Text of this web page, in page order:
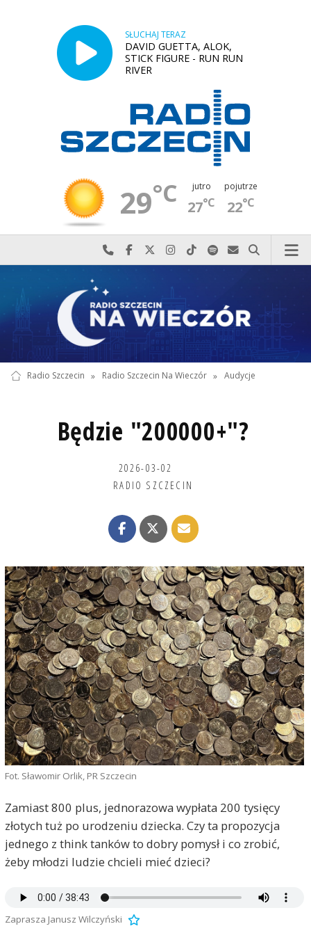
SŁUCHAJ TERAZ
DAVID GUETTA, ALOK,
STICK FIGURE - RUN RUN
RIVER
29°C jutro
27°C
pojutrze
22°C
Najlepiej po prostu do nas zadzwoń
Odwiedź nas na Facebook-u
Odwiedź nas na X
Odwiedź nas na Instagram-ie
Odwiedź nas na TikTok-u
Szukaj nas na Spotify
Wyślij do nas
Szukaj
Radio Szczecin » Radio Szczecin Na Wieczór » Audycje
Będzie "200000+"?
2026-03-02
RADIO SZCZECIN
Fot. Sławomir Orlik, PR Szczecin
Zamiast 800 plus, jednorazowa wypłata 200 tysięcy
złotych tuż po urodzeniu dziecka. Czy ta propozycja
jednego z think tanków to dobry pomysł i co zrobić,
żeby młodzi ludzie chcieli mieć dzieci?
Zaprasza Janusz Wilczyński